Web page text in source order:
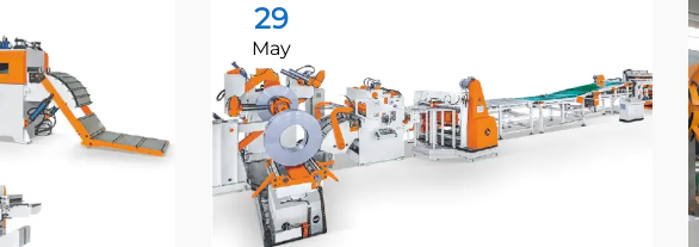
29
May